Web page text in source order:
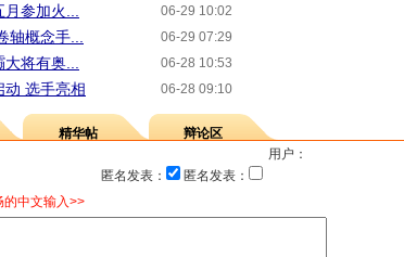
06-29 10:02
参加火...
06-29 07:29
概念手...
06-28 10:53
将有奥...
06-28 09:10
动 选手亮相
精华帖
辩论区
用户：
匿名发表：
匿名发表：
中文输入>>